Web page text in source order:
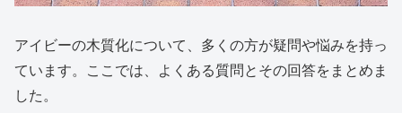
アイビーの木質化について、多くの方が疑問や悩みを持っ
ています。ここでは、よくある質問とその回答をまとめま
した。